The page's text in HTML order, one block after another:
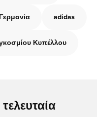
Γερμανία adidas
Κυπέλλου